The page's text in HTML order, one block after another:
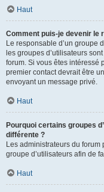
Haut
Comment puis-je devenir le
Le responsable d’un groupe
les groupes d’utilisateurs
forum. Si vous êtes intéressé
premier contact devrait être
envoyant un message privé.
Haut
Pourquoi certains groupes
différente ?
Les administrateurs du forum
groupe d’utilisateurs afin de
Haut